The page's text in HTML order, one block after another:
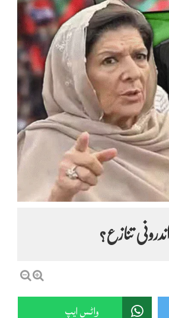
تنازع؟
واٹس ایپ